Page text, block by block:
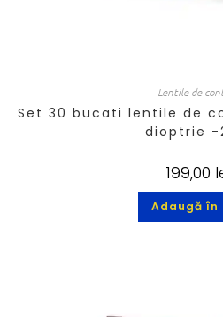
Lentile de
Set 30 bucati lentile de
dioptrie -
199,00
Adaugă în